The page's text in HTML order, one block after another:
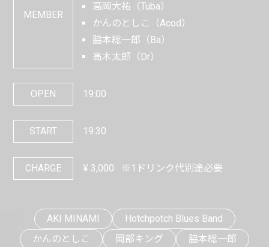
MEMBER
高岡大祐（Tuba）
かんのとしこ（Acod）
脇本総一郎（Ba）
高木太郎（Dr）
OPEN 19:00
START 19:30
CHARGE ¥ 3,000 ※1ドリンク代別途必要
AKI MINAMI
Hotchpotch Blues Band
かんのとしこ
岡部キング
脇本総一郎